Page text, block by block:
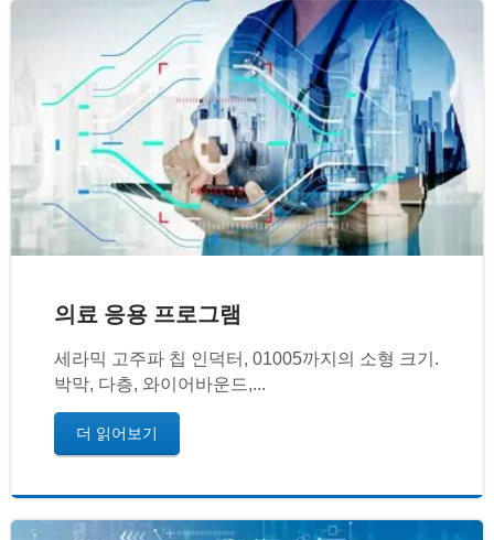
의료 응용 프로그램
세라믹 고주파 칩 인덕터, 01005까지의 소형 크기.
박막, 다층, 와이어바운드,...
더 읽어보기